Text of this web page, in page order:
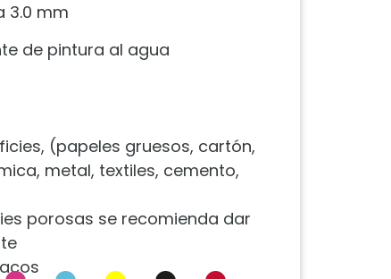
3.0 mm
de pintura al agua
(papeles gruesos, cartón,
metal, textiles, cemento,
porosas se recomienda dar